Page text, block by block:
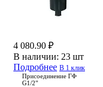
4 080.90 ₽
В наличии: 23 шт
Подробнее В 1 клик
Присоединение ГФ
G1/2"